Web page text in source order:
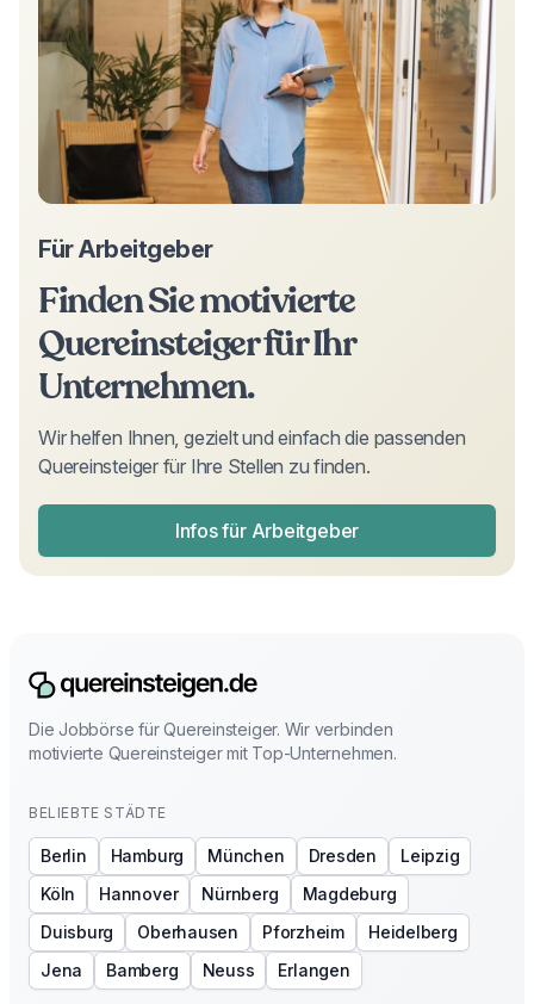
Für Arbeitgeber
Finden Sie motivierte
Quereinsteigerfür Ihr
Unternehmen.
Wir helfen Ihnen, gezielt und einfach die passenden
Quereinsteiger für Ihre Stellen zu finden.
Infos für Arbeitgeber
Die Jobbörse für Quereinsteiger. Wir verbinden
motivierte Quereinsteiger mit Top-Unternehmen.
BELIEBTE STÄDTE
Berlin Hamburg München Dresden
Leipzig
Köln
Hannover Nürnberg
Magdeburg
Duisburg
Oberhausen Pforzheim
Heidelberg
Jena
Bamberg Neuss Erlangen